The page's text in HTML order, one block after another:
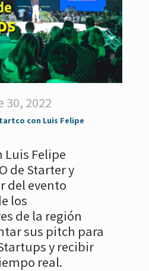
2022
con Luis Felipe
Luis Felipe
de Starter y
del evento
los
de la región
sus pitch para
y recibir
real.